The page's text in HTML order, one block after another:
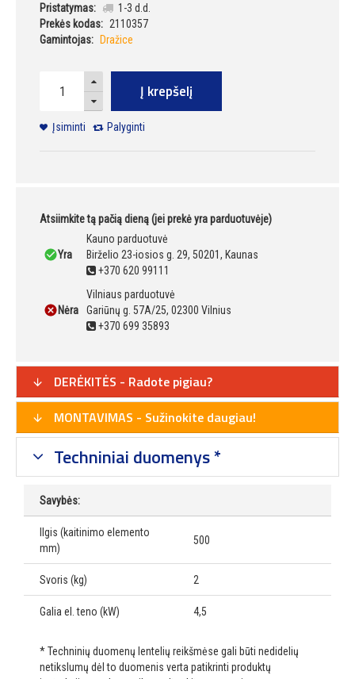
Pristatymas:
1-3 d.d.
Prekės kodas: 2110357
Gamintojas:
Dražice
Į krepšelį
Įsiminti Palyginti
Atsiimkite tą pačią dieną (jei prekė yra parduotuvėje)
Yra
Kauno parduotuvė
Birželio 23-iosios g. 29, 50201, Kaunas
+370 620 99111
Nėra
Vilniaus parduotuvė
Gariūnų g. 57A/25, 02300 Vilnius
+370 699 35893
DERĖKITĖS - Radote pigiau?
MONTAVIMAS - Sužinokite daugiau!
Techniniai duomenys *
Savybės:
Ilgis (kaitinimo elemento
mm)
500
Svoris (kg) 2
Galia el. teno (kW) 4,5
* Techninių duomenų lentelių reikšmėse gali būti nedidelių
netikslumų dėl to duomenis verta patikrinti produktų